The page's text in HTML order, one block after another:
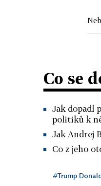
Co se
Jak dopadl
politiků k
Jak Andrej
Co z jeho
#Trump